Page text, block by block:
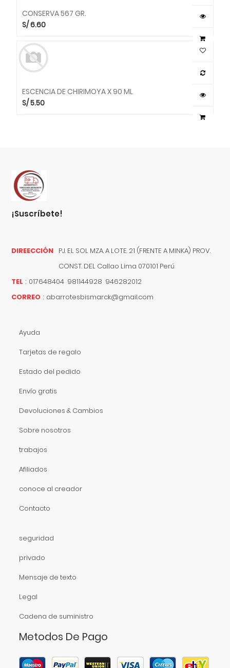
CONSERVA 567 GR.
S/6.60
ESCENCIA DE CHIRIMOYA X 90 ML
S/5.50
¡suscríbete!
DIREECCIÓN PJ. EL SOL MZA. A LOTE. 21 (FRENTE A MINKA) PROV.
CONST. DEL Callao Lima 070101 Perú
TEL : 017648404 981144928 946282012
CORREO : abarrotesbismarck@gmail.com
Ayuda
Tarjetas de regalo
Estado del pedido
Envío gratis
Devoluciones & Cambios
Sobre nosotros
trabajos
Afiliados
conoce al creador
Contacto
seguridad
privado
Mensaje de texto
Legal
Cadena de suministro
Metodos De Pago